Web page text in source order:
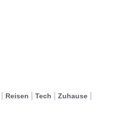
Reisen Tech Zuhause